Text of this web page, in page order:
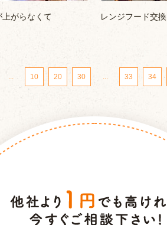
がらなくて レンジフード交換
... 10 20 30 ... 33 34